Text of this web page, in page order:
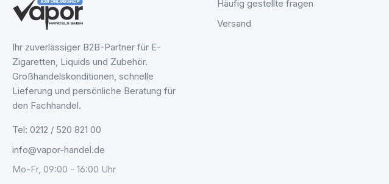
Ihr zuverlässiger B2B-Partner für E-
Zigaretten, Liquids und Zubehör.
Großhandelskonditionen, schnelle
Lieferung und persönliche Beratung für
den Fachhandel.
Tel: 0212 / 520 821 00
info@vapor-handel.de
Mo-Fr, 09:00 - 16:00 Uhr
Häufig gestellte fragen
Versand